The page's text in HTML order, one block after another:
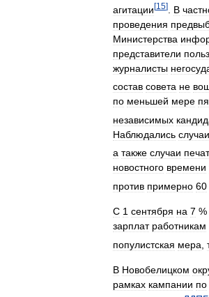
агитации[15] В
проведения
Министерства
представители
журналисты
состав совета не
по меньшей мере
независимых
Наблюдались случаи
а также случаи
новостного времени
против примерно 60
С 1 сентября на 7 %
зарплат работникам
популистская мера
В Новобелицком
рамках кампании по